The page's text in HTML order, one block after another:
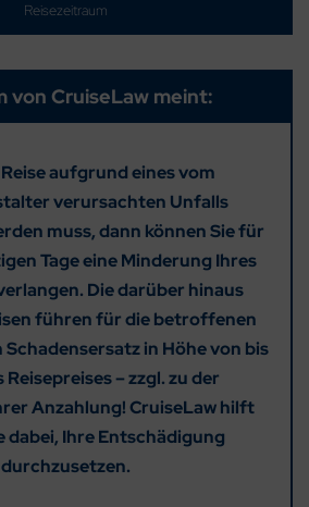
Reisezeitraum
von CruiseLaw meint:
aufgrund eines vom
verursachten Unfalls
muss, dann können Sie für
Tage eine Minderung Ihres
Die darüber hinaus
führen für die betroffenen
Schadensersatz in Höhe von bis
Reisepreises – zzgl. zu der
Anzahlung! CruiseLaw hilft
dabei, Ihre Entschädigung
durchzusetzen.